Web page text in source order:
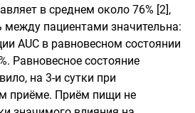
в среднем около 76% [2],
между пациентами значительна:
AUC в равновесном состоянии
Равновесное состояние
на 3-и сутки при
приёме. Приём пищи не